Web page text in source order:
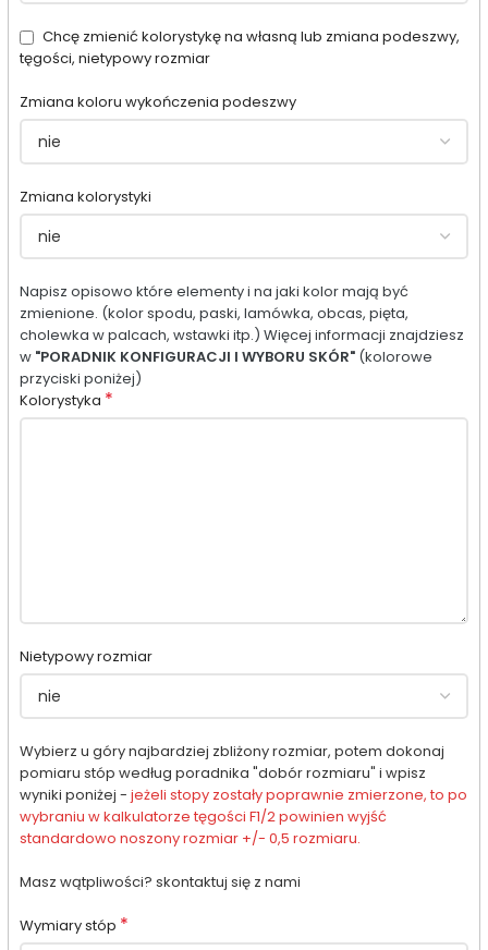
Chcę zmienić kolorystykę na własną lub zmiana podeszwy,
tęgości, nietypowy rozmiar
Zmiana koloru wykończenia podeszwy
Zmiana kolorystyki
Napisz opisowo które elementy i na jaki kolor mają być
zmienione. (kolor spodu, paski, lamówka, obcas, pięta,
cholewka w palcach, wstawki itp.) Więcej informacji znajdziesz
w "PORADNIK KONFIGURACJI I WYBORU SKÓR" (kolorowe
przyciski poniżej)
Kolorystyka *
Nietypowy rozmiar
Wybierz u góry najbardziej zbliżony rozmiar, potem dokonaj
pomiaru stóp według poradnika "dobór rozmiaru" i wpisz
wyniki poniżej - jeżeli stopy zostały poprawnie zmierzone, to po
wybraniu w kalkulatorze tęgości F1/2 powinien wyjść
standardowo noszony rozmiar +/- 0,5 rozmiaru.
Masz wątpliwości? skontaktuj się z nami
Wymiary stóp *